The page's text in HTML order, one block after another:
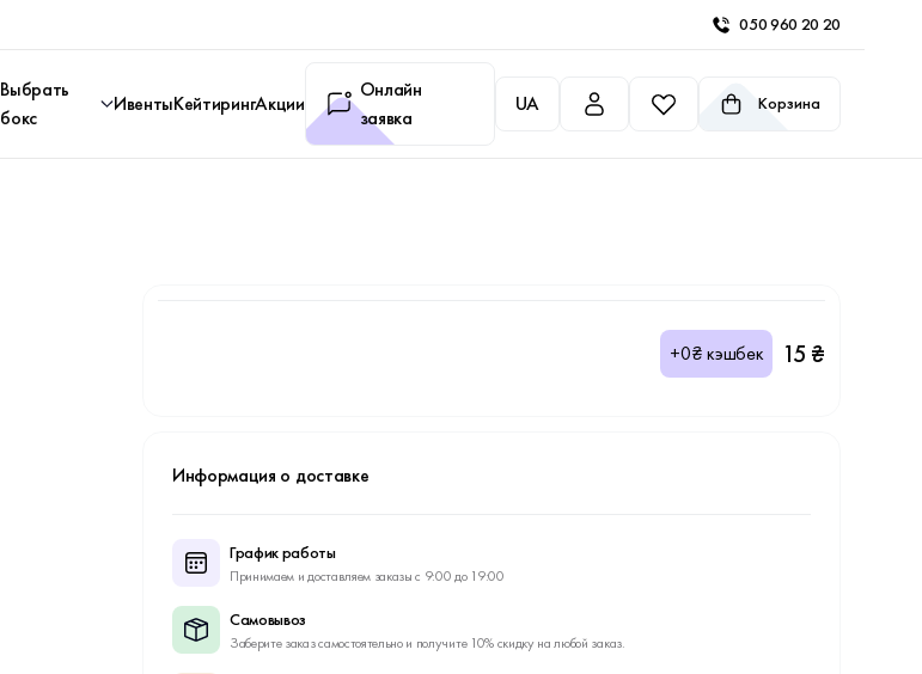
050 960 20 20
Выбрать
бокс
ИвентыКейтирингАкции
Онлайн
заявка
UA Корзина
+0₴ кэшбек 15 ₴
Информация о доставке
График работы
Принимаем и доставляем заказы с 9:00 до 19:00
Самовывоз
Заберите заказ самостоятельно и получите 10% скидку на любой заказ.